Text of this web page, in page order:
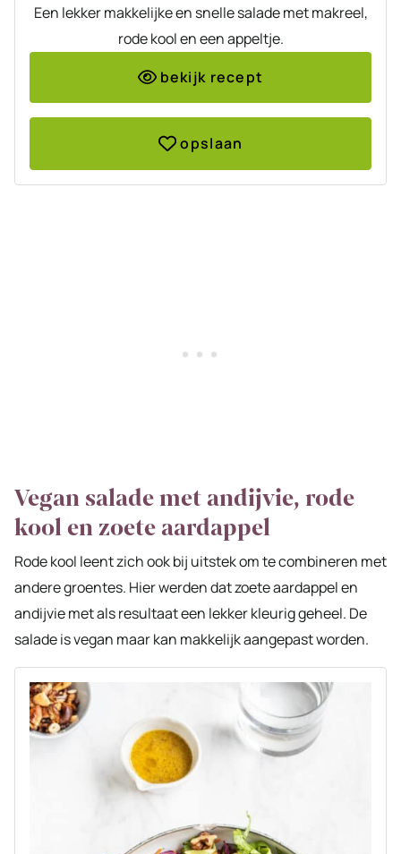
Een lekker makkelijke en snelle salade met makreel,
rode kool en een appeltje.
bekijk recept
opslaan
Vegan salade met andijvie, rode
kool en zoete aardappel
Rode kool leent zich ook bij uitstek om te combineren met
andere groentes. Hier werden dat zoete aardappel en
andijvie met als resultaat een lekker kleurig geheel. De
salade is vegan maar kan makkelijk aangepast worden.